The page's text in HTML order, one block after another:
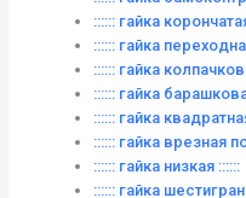
:::::: гайка
:::::: гайка
:::::: гайка
:::::: гайка
:::::: гайка
:::::: гайка врезная
:::::: гайка низкая ::::::
:::::: гайка